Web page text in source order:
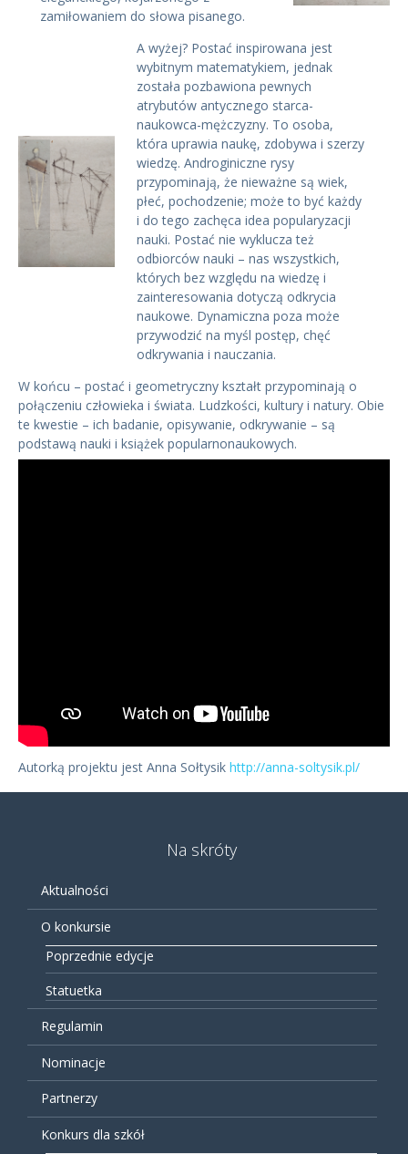
zamiłowaniem do słowa pisanego.
A wyżej? Postać inspirowana jest
wybitnym matematykiem, jednak
została pozbawiona pewnych
atrybutów antycznego starca-
naukowca-mężczyzny. To osoba,
która uprawia naukę, zdobywa i szerzy
wiedzę. Androginiczne rysy
przypominają, że nieważne są wiek,
płeć, pochodzenie; może to być każdy
i do tego zachęca idea popularyzacji
nauki. Postać nie wyklucza też
odbiorców nauki – nas wszystkich,
których bez względu na wiedzę i
zainteresowania dotyczą odkrycia
naukowe. Dynamiczna poza może
przywodzić na myśl postęp, chęć
odkrywania i nauczania.
W końcu – postać i geometryczny kształt przypominają o
połączeniu człowieka i świata. Ludzkości, kultury i natury. Obie
te kwestie – ich badanie, opisywanie, odkrywanie – są
podstawą nauki i książek popularnonaukowych.
Autorką projektu jest Anna Sołtysik http://anna-soltysik.pl/
Na skróty
Aktualności
O konkursie
Poprzednie edycje
Statuetka
Regulamin
Nominacje
Partnerzy
Konkurs dla szkół